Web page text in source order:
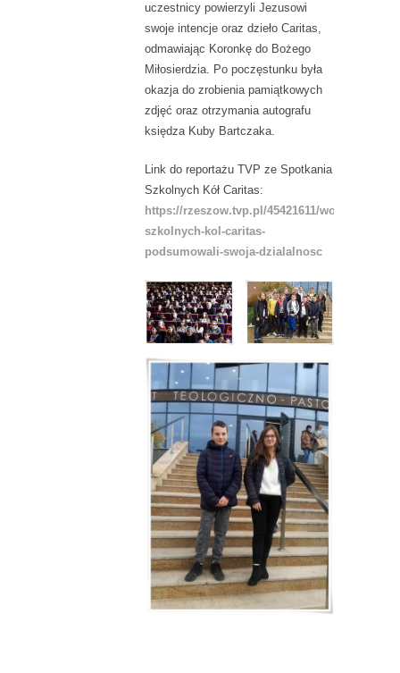
uczestnicy powierzyli Jezusowi
swoje intencje oraz dzieło Caritas,
odmawiając Koronkę do Bożego
Miłosierdzia. Po poczęstunku była
okazja do zrobienia pamiątkowych
zdjęć oraz otrzymania autografu
księdza Kuby Bartczaka.
Link do reportażu TVP ze Spotkania
Szkolnych Kół Caritas:
https://rzeszow.tvp.pl/45421611/wolontariusze-
szkolnych-kol-caritas-
podsumowali-swoja-dzialalnosc